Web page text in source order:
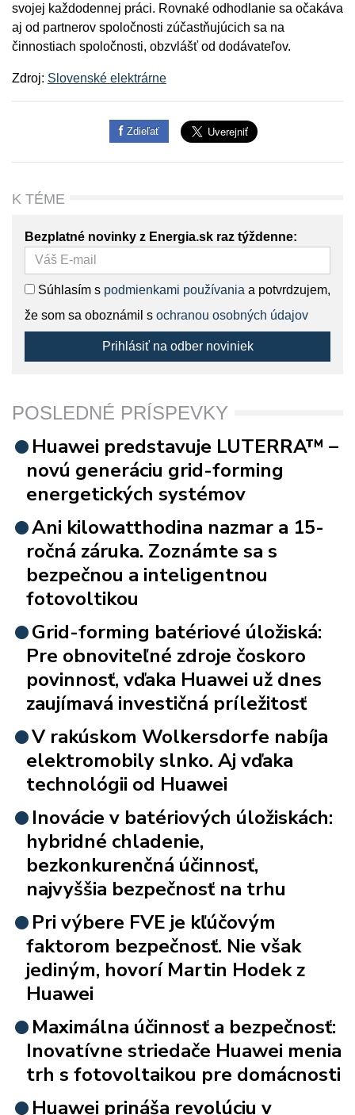
svojej každodennej práci. Rovnaké odhodlanie sa očakáva
aj od partnerov spoločnosti zúčastňujúcich sa na
činnostiach spoločnosti, obzvlášť od dodávateľov.
Zdroj: Slovenské elektrárne
Zdieľať
K TÉME
Bezplatné novinky z Energia.sk raz týždenne:
Súhlasím s podmienkami používania a potvrdzujem,
že som sa oboznámil s ochranou osobných údajov
Prihlásiť na odber noviniek
POSLEDNÉ PRÍSPEVKY
Huawei predstavuje LUTERRA™ –
novú generáciu grid-forming
energetických systémov
Ani kilowatthodina nazmar a 15-
ročná záruka. Zoznámte sa s
bezpečnou a inteligentnou
fotovoltikou
Grid-forming batériové úložiská:
Pre obnoviteľné zdroje čoskoro
povinnosť, vďaka Huawei už dnes
zaujímavá investičná príležitosť
V rakúskom Wolkersdorfe nabíja
elektromobily slnko. Aj vďaka
technológii od Huawei
Inovácie v batériových úložiskách:
hybridné chladenie,
bezkonkurenčná účinnosť,
najvyššia bezpečnosť na trhu
Pri výbere FVE je kľúčovým
faktorom bezpečnosť. Nie však
jediným, hovorí Martin Hodek z
Huawei
Maximálna účinnosť a bezpečnosť:
Inovatívne striedače Huawei menia
trh s fotovoltaikou pre domácnosti
Huawei prináša revolúciu v